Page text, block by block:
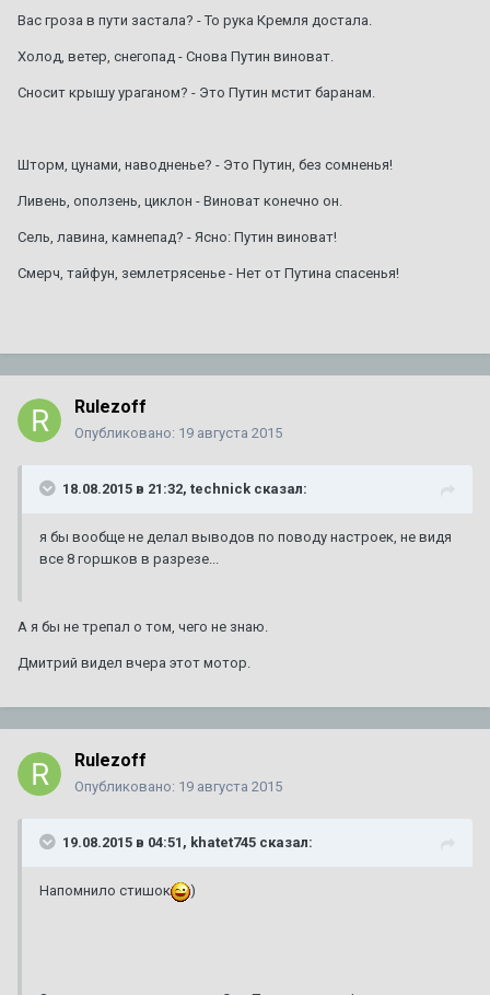
Вас гроза в пути застала? - То рука Кремля достала.
Холод, ветер, снегопад - Снова Путин виноват.
Сносит крышу ураганом? - Это Путин мстит баранам.
Шторм, цунами, наводненье? - Это Путин, без сомненья!
Ливень, оползень, циклон - Виноват конечно он.
Сель, лавина, камнепад? - Ясно: Путин виноват!
Смерч, тайфун, землетрясенье - Нет от Путина спасенья!
Rulezoff
Опубликовано: 19 августа 2015
18.08.2015 в 21:32, technick сказал:
я бы вообще не делал выводов по поводу настроек, не видя
все 8 горшков в разрезе...
А я бы не трепал о том, чего не знаю.
Дмитрий видел вчера этот мотор.
Rulezoff
Опубликовано: 19 августа 2015
19.08.2015 в 04:51, khatet745 сказал:
Напомнило стишок )